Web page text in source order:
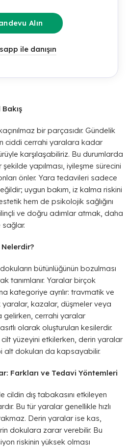
Alın
ile danışın
bir parçasıdır. Gündelik
ciddi cerrahi yaralara kadar
karşılaşabiliriz. Bu durumlarda
yapılması, iyileşme sürecini
önler. Yara tedavileri sadece
uygun bakım, iz kalma riskini
hem de psikolojik sağlığını
ve doğru adımlar atmak, daha
sağlar.
bütünlüğünün bozulması
tanımlanır. Yaralar birçok
kategoriye ayrılır: travmatik ve
kazalar, düşmeler veya
gelirken, cerrahi yaralar
olarak oluşturulan kesilerdir.
yüzeyini etkilerken, derin yaralar
dokuları da kapsayabilir.
Farkları ve Tedavi Yöntemleri
cildin dış tabakasını etkileyen
Bu tür yaralar genellikle hızlı
Derin yaralar ise kas,
dokulara zarar verebilir. Bu
riskinin yüksek olması